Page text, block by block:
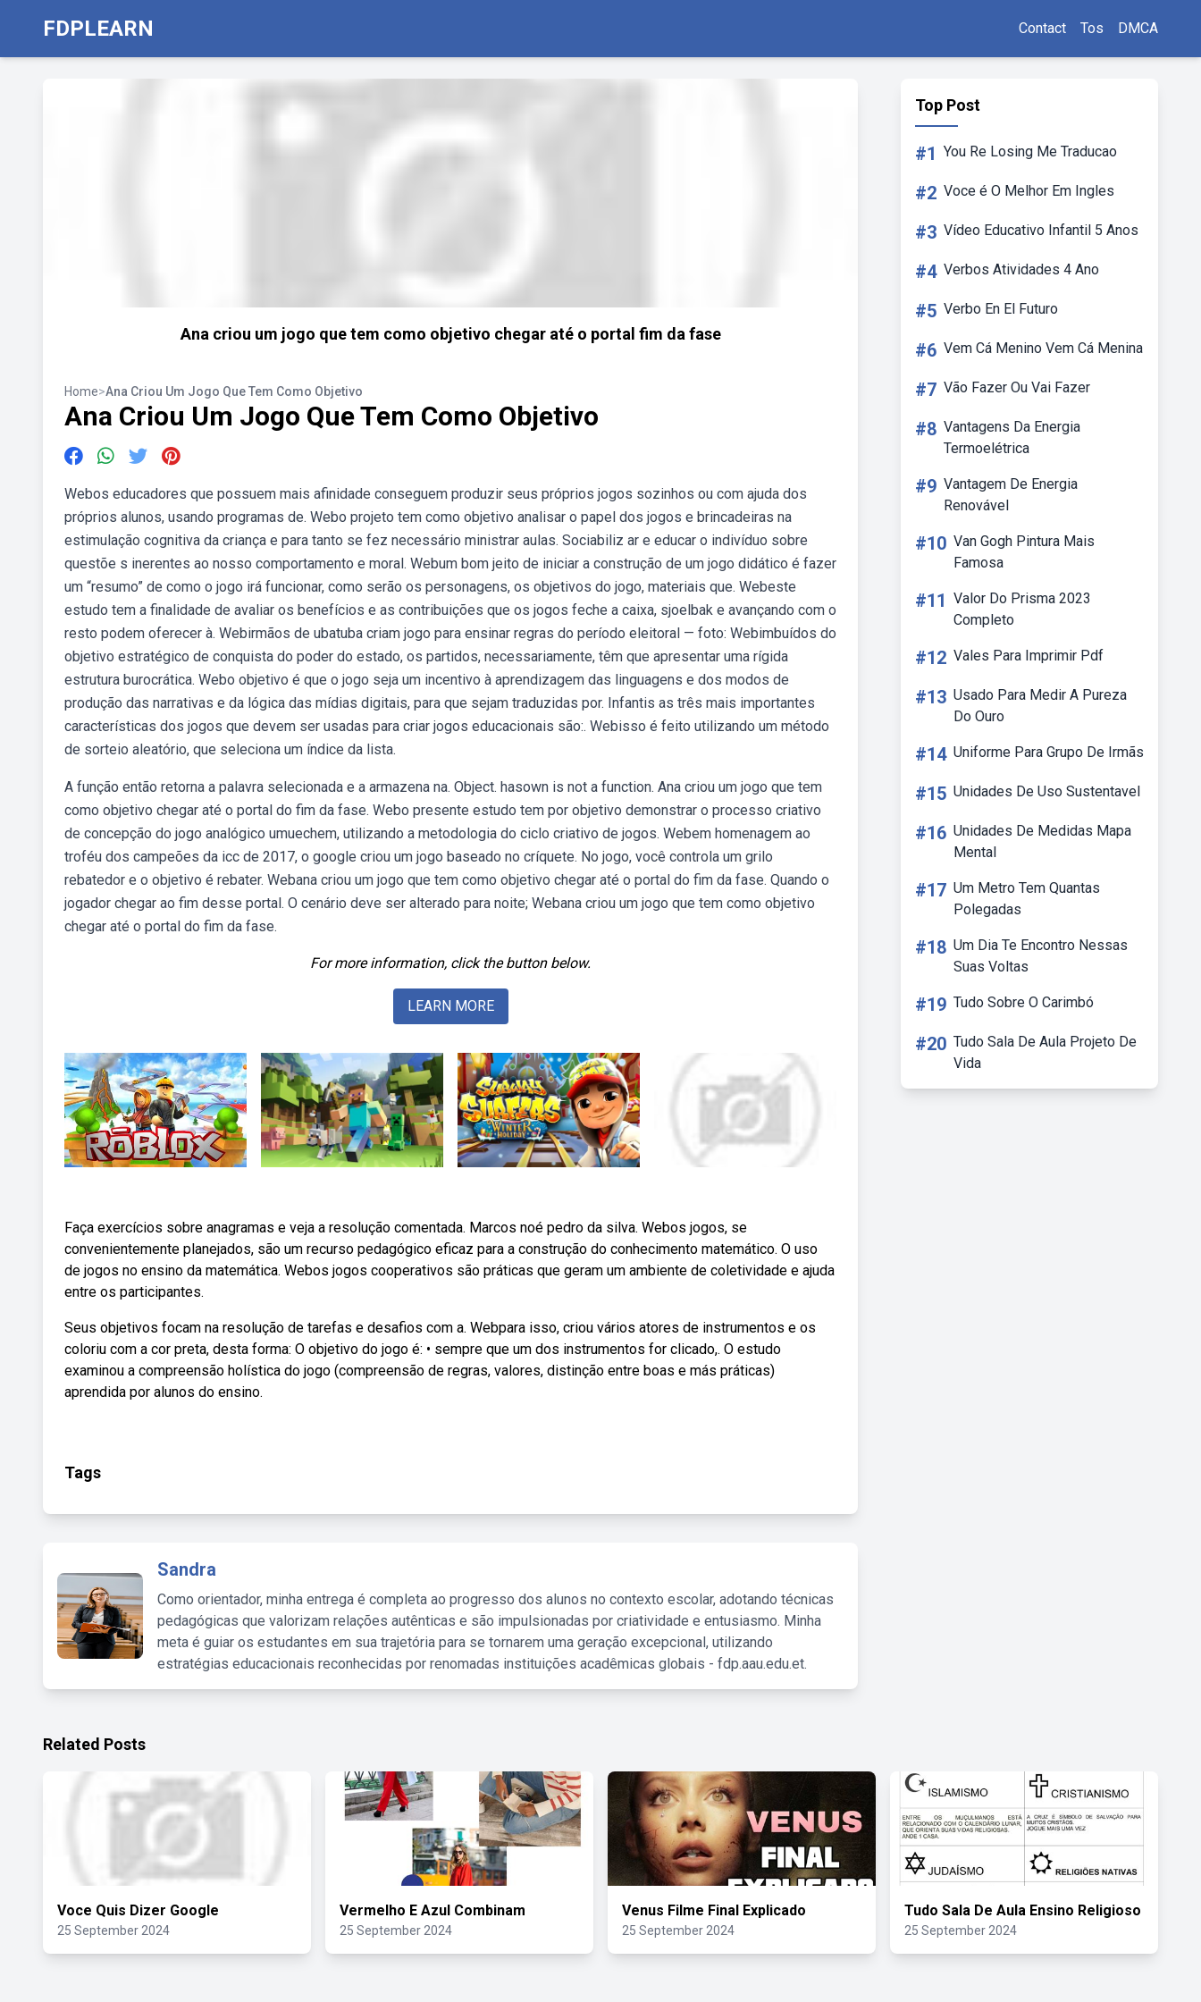
FDPLEARN Contact Tos DMCA
Ana criou um jogo que tem como objetivo chegar até o portal fim da fase
Home>Ana Criou Um Jogo Que Tem Como Objetivo
Ana Criou Um Jogo Que Tem Como Objetivo
Webos educadores que possuem mais afinidade conseguem produzir seus próprios jogos sozinhos ou com ajuda dos
próprios alunos, usando programas de. Webo projeto tem como objetivo analisar o papel dos jogos e brincadeiras na
estimulação cognitiva da criança e para tanto se fez necessário ministrar aulas. Sociabiliz ar e educar o indivíduo sobre
questõe s inerentes ao nosso comportamento e moral. Webum bom jeito de iniciar a construção de um jogo didático é fazer
um “resumo” de como o jogo irá funcionar, como serão os personagens, os objetivos do jogo, materiais que. Webeste
estudo tem a finalidade de avaliar os benefícios e as contribuições que os jogos feche a caixa, sjoelbak e avançando com o
resto podem oferecer à. Webirmãos de ubatuba criam jogo para ensinar regras do período eleitoral — foto: Webimbuídos do
objetivo estratégico de conquista do poder do estado, os partidos, necessariamente, têm que apresentar uma rígida
estrutura burocrática. Webo objetivo é que o jogo seja um incentivo à aprendizagem das linguagens e dos modos de
produção das narrativas e da lógica das mídias digitais, para que sejam traduzidas por. Infantis as três mais importantes
características dos jogos que devem ser usadas para criar jogos educacionais são:. Webisso é feito utilizando um método
de sorteio aleatório, que seleciona um índice da lista.
A função então retorna a palavra selecionada e a armazena na. Object. hasown is not a function. Ana criou um jogo que tem
como objetivo chegar até o portal do fim da fase. Webo presente estudo tem por objetivo demonstrar o processo criativo
de concepção do jogo analógico umuechem, utilizando a metodologia do ciclo criativo de jogos. Webem homenagem ao
troféu dos campeões da icc de 2017, o google criou um jogo baseado no críquete. No jogo, você controla um grilo
rebatedor e o objetivo é rebater. Webana criou um jogo que tem como objetivo chegar até o portal do fim da fase. Quando o
jogador chegar ao fim desse portal. O cenário deve ser alterado para noite; Webana criou um jogo que tem como objetivo
chegar até o portal do fim da fase.
For more information, click the button below.
LEARN MORE
Faça exercícios sobre anagramas e veja a resolução comentada. Marcos noé pedro da silva. Webos jogos, se
convenientemente planejados, são um recurso pedagógico eficaz para a construção do conhecimento matemático. O uso
de jogos no ensino da matemática. Webos jogos cooperativos são práticas que geram um ambiente de coletividade e ajuda
entre os participantes.
Seus objetivos focam na resolução de tarefas e desafios com a. Webpara isso, criou vários atores de instrumentos e os
coloriu com a cor preta, desta forma: O objetivo do jogo é: • sempre que um dos instrumentos for clicado,. O estudo
examinou a compreensão holística do jogo (compreensão de regras, valores, distinção entre boas e más práticas)
aprendida por alunos do ensino.
Tags
Sandra
Como orientador, minha entrega é completa ao progresso dos alunos no contexto escolar, adotando técnicas
pedagógicas que valorizam relações autênticas e são impulsionadas por criatividade e entusiasmo. Minha
meta é guiar os estudantes em sua trajetória para se tornarem uma geração excepcional, utilizando
estratégias educacionais reconhecidas por renomadas instituições acadêmicas globais - fdp.aau.edu.et.
Top Post
#1 You Re Losing Me Traducao
#2 Voce é O Melhor Em Ingles
#3 Vídeo Educativo Infantil 5 Anos
#4 Verbos Atividades 4 Ano
#5 Verbo En El Futuro
#6 Vem Cá Menino Vem Cá Menina
#7 Vão Fazer Ou Vai Fazer
#8 Vantagens Da Energia
Termoelétrica
#9 Vantagem De Energia
Renovável
#10 Van Gogh Pintura Mais
Famosa
#11 Valor Do Prisma 2023
Completo
#12 Vales Para Imprimir Pdf
#13 Usado Para Medir A Pureza
Do Ouro
#14 Uniforme Para Grupo De Irmãs
#15 Unidades De Uso Sustentavel
#16 Unidades De Medidas Mapa
Mental
#17 Um Metro Tem Quantas
Polegadas
#18 Um Dia Te Encontro Nessas
Suas Voltas
#19 Tudo Sobre O Carimbó
#20 Tudo Sala De Aula Projeto De
Vida
Related Posts
Voce Quis Dizer Google
25 September 2024
Vermelho E Azul Combinam
25 September 2024
Venus Filme Final Explicado
25 September 2024
Tudo Sala De Aula Ensino Religioso
25 September 2024